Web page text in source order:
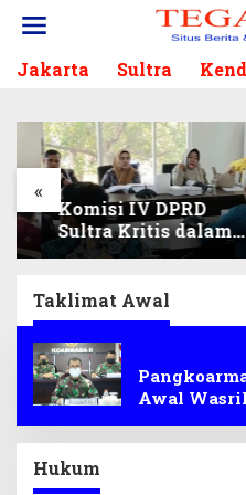
Jakarta Sultra
«
Komisi IV DPRD
Sultra Kritis dalam
Harmonisasi KUA-
Perubahan APBD
2026
Taklimat Awal
Awal
Hukum